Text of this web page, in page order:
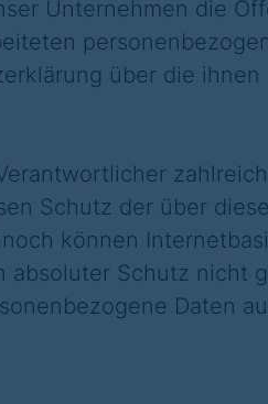
Unternehmen die
über die ihnen
Schutz der über diese
können
absoluter Schutz nicht
Daten